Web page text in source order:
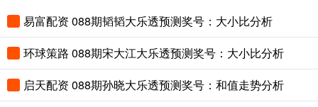
易富配资 088期韬韬大乐透预测奖号：大小比分析
环球策路 088期宋大江大乐透预测奖号：大小比分析
启天配资 088期孙晓大乐透预测奖号：和值走势分析